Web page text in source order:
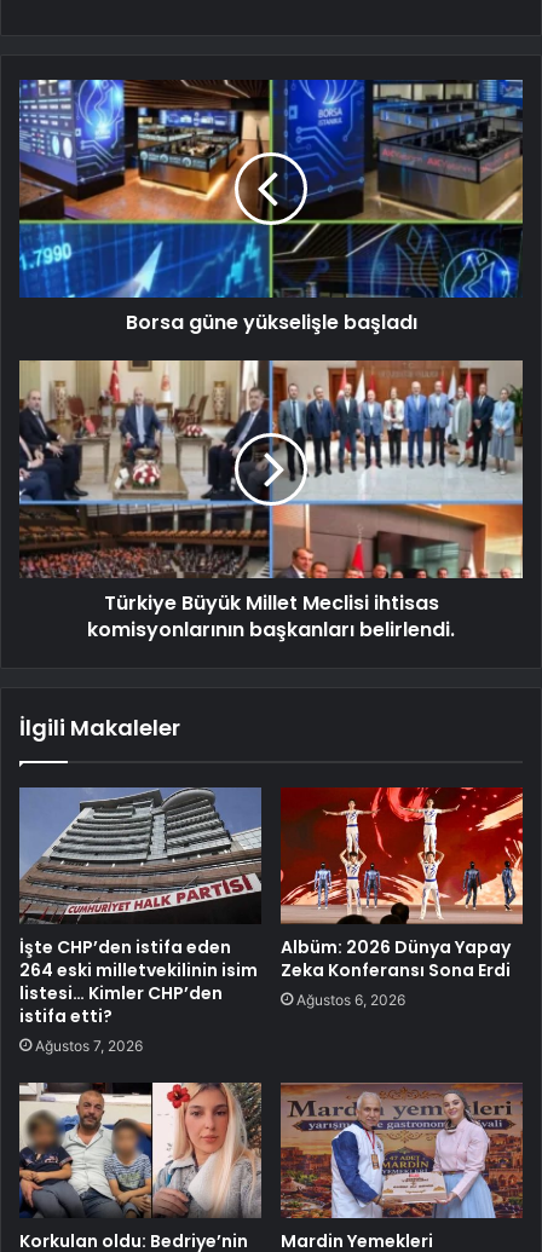
Borsa güne yükselişle başladı
Türkiye Büyük Millet Meclisi ihtisas
komisyonlarının başkanları belirlendi.
İlgili Makaleler
İşte CHP’den istifa eden
264 eski milletvekilinin isim
listesi… Kimler CHP’den
istifa etti?
Ağustos 7, 2026
Albüm: 2026 Dünya Yapay
Zeka Konferansı Sona Erdi
Ağustos 6, 2026
Korkulan oldu: Bedriye’nin Mardin Yemekleri